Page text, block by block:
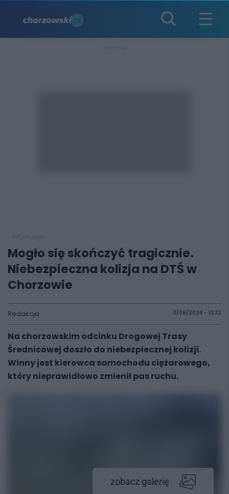
Mogło się skończyć tragicznie.
Niebezpieczna kolizja na DTŚ w
Chorzowie
Redakcja 11/06/2024 - 10:32
Na chorzowskim odcinku Drogowej Trasy
Średnicowej doszło do niebezpiecznej kolizji.
Winny jest kierowca samochodu ciężarowego,
który nieprawidłowo zmienił pas ruchu.
zobacz galerię